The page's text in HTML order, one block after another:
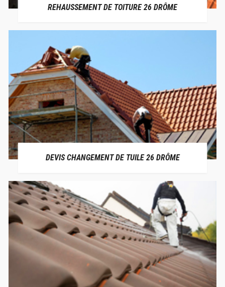
REHAUSSEMENT DE TOITURE 26 DRÔME
DEVIS CHANGEMENT DE TUILE 26 DRÔME